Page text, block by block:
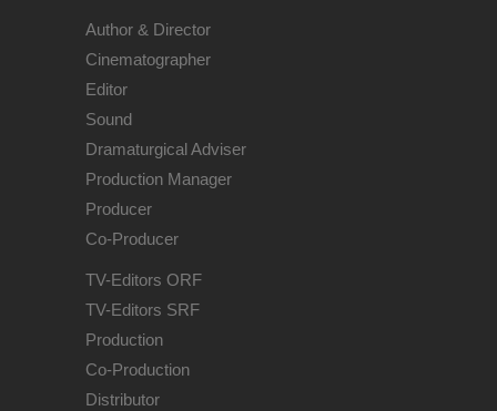
Author & Director
Cinematographer
Editor
Sound
Dramaturgical Adviser
Production Manager
Producer
Co-Producer
TV-Editors ORF
TV-Editors SRF
Production
Co-Production
Distributor